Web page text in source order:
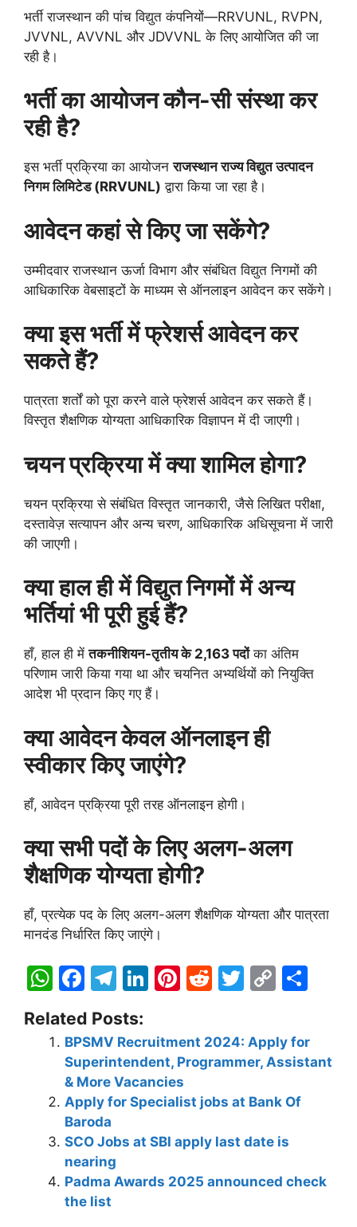
भर्ती राजस्थान की पांच विद्युत कंपनियों—RRVUNL, RVPN,
JVVNL, AVVNL और JDVVNL के लिए आयोजित की जा
रही है।
भर्ती का आयोजन कौन-सी संस्था कर
रही है?
इस भर्ती प्रक्रिया का आयोजनराजस्थान राज्य विद्युत उत्पादन
निगम लिमिटेड (RRVUNL) द्वारा किया जा रहा है।
आवेदन कहां से किए जा सकेंगे?
उम्मीदवार राजस्थान ऊर्जा विभाग और संबंधित विद्युत निगमों की
आधिकारिक वेबसाइटों के माध्यम से ऑनलाइन आवेदन कर सकेंगे।
क्या इस भर्ती में फ्रेशर्स आवेदन कर
सकते हैं?
पात्रता शर्तों को पूरा करने वाले फ्रेशर्स आवेदन कर सकते हैं।
विस्तृत शैक्षणिक योग्यता आधिकारिक विज्ञापन में दी जाएगी।
चयन प्रक्रिया में क्या शामिल होगा?
चयन प्रक्रिया से संबंधित विस्तृत जानकारी, जैसे लिखित परीक्षा,
दस्तावेज़ सत्यापन और अन्य चरण, आधिकारिक अधिसूचना में जारी
की जाएगी।
क्या हाल ही में विद्युत निगमों में अन्य
भर्तियां भी पूरी हुई हैं?
हाँ, हाल ही मेंतकनीशियन-तृतीय के 2,163 पदोंका अंतिम
परिणाम जारी किया गया था और चयनित अभ्यर्थियों को नियुक्ति
आदेश भी प्रदान किए गए हैं।
क्या आवेदन केवल ऑनलाइन ही
स्वीकार किए जाएंगे?
हाँ, आवेदन प्रक्रिया पूरी तरह ऑनलाइन होगी।
क्या सभी पदों के लिए अलग-अलग
शैक्षणिक योग्यता होगी?
हाँ, प्रत्येक पद के लिए अलग-अलग शैक्षणिक योग्यता और पात्रता
मानदंड निर्धारित किए जाएंगे।
W
at
s
A
p
p
F
c
e
b
o
o
k
T
e
gr
a
m
Li
k
e
dI
n
Pi
e
st
R
d
di
T
itt
er
C
p
y
n
k
e
Related Posts:
BPSMV Recruitment 2024: Apply for
Superintendent, Programmer, Assistant
& More Vacancies
Apply for Specialist jobs at Bank Of
Baroda
SCO Jobs at SBI apply last date is
nearing
Padma Awards 2025 announced check
the list